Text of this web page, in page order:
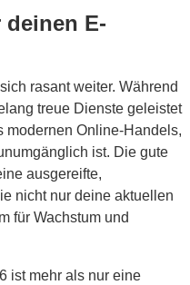
E-
rasant weiter. Während
treue Dienste geleistet
modernen Online-Handels,
ist. Die gute
ausgereifte,
nicht nur deine aktuellen
für Wachstum und
ist mehr als nur eine